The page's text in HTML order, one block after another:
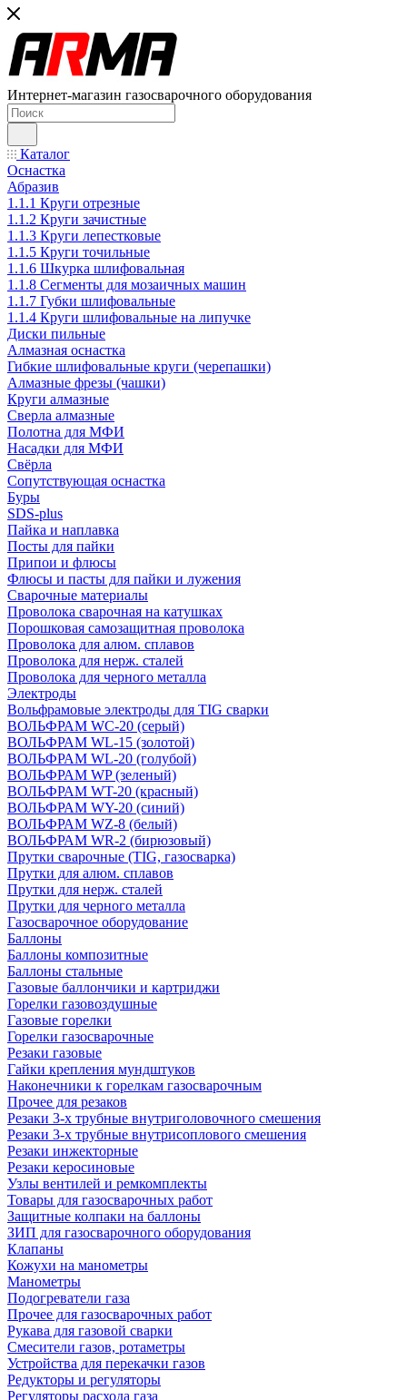
Интернет-магазин газосварочного оборудования
Каталог
Оснастка
Абразив
1.1.1 Круги отрезные
1.1.2 Круги зачистные
1.1.3 Круги лепестковые
1.1.5 Круги точильные
1.1.6 Шкурка шлифовальная
1.1.8 Сегменты для мозаичных машин
1.1.7 Губки шлифовальные
1.1.4 Круги шлифовальные на липучке
Диски пильные
Алмазная оснастка
Гибкие шлифовальные круги (черепашки)
Алмазные фрезы (чашки)
Круги алмазные
Сверла алмазные
Полотна для МФИ
Насадки для МФИ
Свёрла
Сопутствующая оснастка
Буры
SDS-plus
Пайка и наплавка
Посты для пайки
Припои и флюсы
Флюсы и пасты для пайки и лужения
Сварочные материалы
Проволока сварочная на катушках
Порошковая самозащитная проволока
Проволока для алюм. сплавов
Проволока для нерж. сталей
Проволока для черного металла
Электроды
Вольфрамовые электроды для TIG сварки
ВОЛЬФРАМ WC-20 (серый)
ВОЛЬФРАМ WL-15 (золотой)
ВОЛЬФРАМ WL-20 (голубой)
ВОЛЬФРАМ WP (зеленый)
ВОЛЬФРАМ WT-20 (красный)
ВОЛЬФРАМ WY-20 (синий)
ВОЛЬФРАМ WZ-8 (белый)
ВОЛЬФРАМ WR-2 (бирюзовый)
Прутки сварочные (TIG, газосварка)
Прутки для алюм. сплавов
Прутки для нерж. сталей
Прутки для черного металла
Газосварочное оборудование
Баллоны
Баллоны композитные
Баллоны стальные
Газовые баллончики и картриджи
Горелки газовоздушные
Газовые горелки
Горелки газосварочные
Резаки газовые
Гайки крепления мундштуков
Наконечники к горелкам газосварочным
Прочее для резаков
Резаки 3-х трубные внутриголовочного смешения
Резаки 3-х трубные внутрисоплового смешения
Резаки инжекторные
Резаки керосиновые
Узлы вентилей и ремкомплекты
Товары для газосварочных работ
Защитные колпаки на баллоны
ЗИП для газосварочного оборудования
Клапаны
Кожухи на манометры
Манометры
Подогреватели газа
Прочее для газосварочных работ
Рукава для газовой сварки
Смесители газов, ротаметры
Устройства для перекачки газов
Редукторы и регуляторы
Регуляторы расхода газа